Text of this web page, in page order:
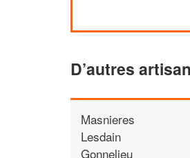
D’autres
Masnieres
Lesdain
Gonnelieu